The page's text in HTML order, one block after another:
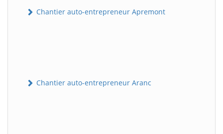
Chantier auto-entrepreneur Apremont
Chantier auto-entrepreneur Aranc